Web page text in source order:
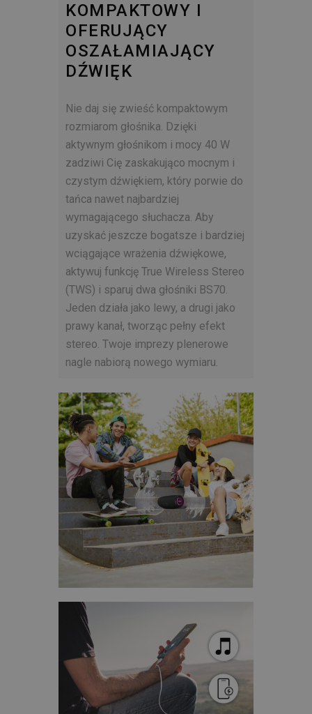
KOMPAKTOWY I
OFERUJĄCY
OSZAŁAMIAJĄCY
DŹWIĘK
Nie daj się zwieść kompaktowym
rozmiarom głośnika. Dzięki
aktywnym głośnikom i mocy 40 W
zadziwi Cię zaskakująco mocnym i
czystym dźwiękiem, który porwie do
tańca nawet najbardziej
wymagającego słuchacza. Aby
uzyskać jeszcze bogatsze i bardziej
wciągające wrażenia dźwiękowe,
aktywuj funkcję True Wireless Stereo
(TWS) i sparuj dwa głośniki BS70.
Jeden działa jako lewy, a drugi jako
prawy kanał, tworząc pełny efekt
stereo. Twoje imprezy plenerowe
nagle nabiorą nowego wymiaru.